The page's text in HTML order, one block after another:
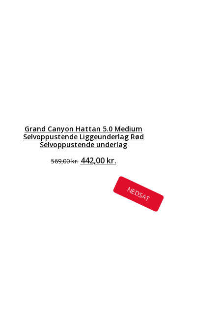
Grand Canyon Hattan 5.0 Medium
Selvoppustende Liggeunderlag Rød
Selvoppustende underlag
569,00kr. Den
569,00 kr..
442,00 kr.Den
pris
er:
442,00 kr..
NEDSAT